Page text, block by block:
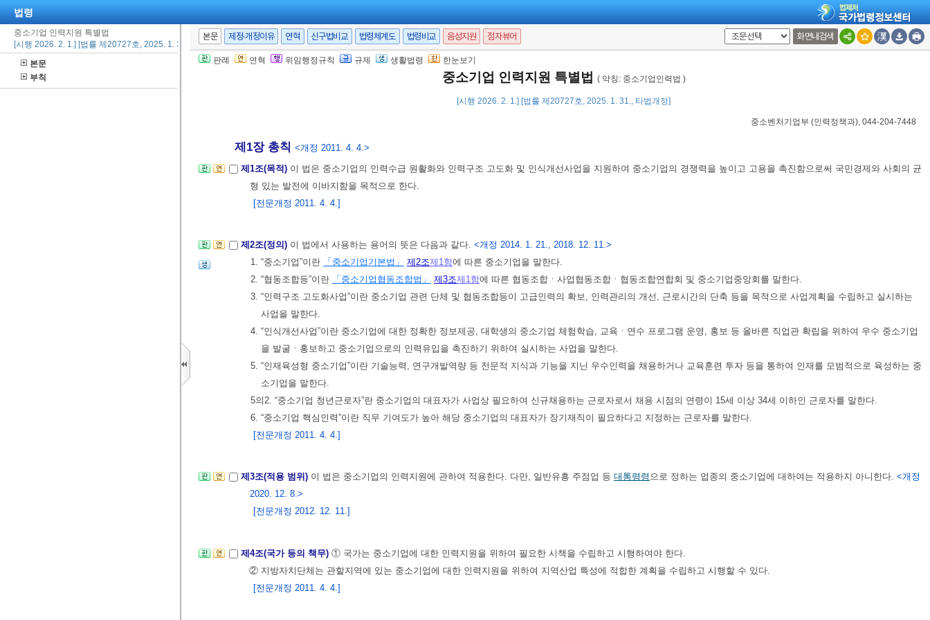
법령
중소기업 인력지원 특별법
[시행 2026. 2. 1.] [법률 제20727호, 2025. 1. 31., 타법개정]
본문
부칙
본문 제정·개정이유 연혁 신구법비교 법령체계도 법령비교 음성지원 점자뷰어 화면내검색
판례 연혁 위임행정규칙 규제 생활법령 한눈보기
중소기업 인력지원 특별법 ( 약칭: 중소기업인력법 )
[시행 2026. 2. 1.] [법률 제20727호, 2025. 1. 31., 타법개정]
중소벤처기업부 (인력정책과), 044-204-7448
제1장 총칙 <개정 2011. 4. 4.>
제1조(목적) 이 법은 중소기업의 인력수급 원활화와 인력구조 고도화 및 인식개선사업을 지원하여 중소기업의 경쟁력을 높이고 고용을 촉진함으로써 국민경제와 사회의 균
형 있는 발전에 이바지함을 목적으로 한다.
[전문개정 2011. 4. 4.]
제2조(정의) 이 법에서 사용하는 용어의 뜻은 다음과 같다. <개정 2014. 1. 21., 2018. 12. 11.>
1. “중소기업”이란
「중소기업기본법」 제2조제1항에 따른 중소기업을 말한다.
2. “협동조합등”이란
「중소기업협동조합법」 제3조제1항에 따른 협동조합ㆍ사업협동조합ㆍ협동조합연합회 및 중소기업중앙회를 말한다.
3. “인력구조 고도화사업”이란 중소기업 관련 단체 및 협동조합등이 고급인력의 확보, 인력관리의 개선, 근로시간의 단축 등을 목적으로 사업계획을 수립하고 실시하는
사업을 말한다.
4. “인식개선사업”이란 중소기업에 대한 정확한 정보제공, 대학생의 중소기업 체험학습, 교육ㆍ연수 프로그램 운영, 홍보 등 올바른 직업관 확립을 위하여 우수 중소기업
을 발굴ㆍ홍보하고 중소기업으로의 인력유입을 촉진하기 위하여 실시하는 사업을 말한다.
5. “인재육성형 중소기업”이란 기술능력, 연구개발역량 등 전문적 지식과 기능을 지닌 우수인력을 채용하거나 교육훈련 투자 등을 통하여 인재를 모범적으로 육성하는 중
소기업을 말한다.
5의2. “중소기업 청년근로자”란 중소기업의 대표자가 사업상 필요하여 신규채용하는 근로자로서 채용 시점의 연령이 15세 이상 34세 이하인 근로자를 말한다.
6. “중소기업 핵심인력”이란 직무 기여도가 높아 해당 중소기업의 대표자가 장기재직이 필요하다고 지정하는 근로자를 말한다.
[전문개정 2011. 4. 4.]
제3조(적용 범위) 이 법은 중소기업의 인력지원에 관하여 적용한다. 다만, 일반유흥 주점업 등 대통령령 으로 정하는 업종의 중소기업에 대하여는 적용하지 아니한다. <개정
2020. 12. 8.>
[전문개정 2012. 12. 11.]
제4조(국가 등의 책무) ① 국가는 중소기업에 대한 인력지원을 위하여 필요한 시책을 수립하고 시행하여야 한다.
② 지방자치단체는 관할지역에 있는 중소기업에 대한 인력지원을 위하여 지역산업 특성에 적합한 계획을 수립하고 시행할 수 있다.
[전문개정 2011. 4. 4.]